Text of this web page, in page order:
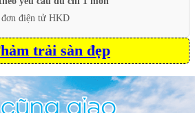
đơn điện tử HKD
trải sàn đẹp